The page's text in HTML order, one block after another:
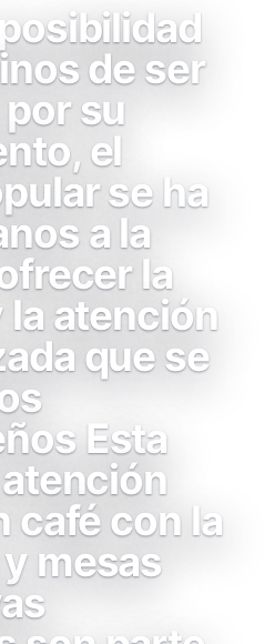
de ser
su
el
se ha
a la
la
la atención
que se
Esta
café con la
mesas